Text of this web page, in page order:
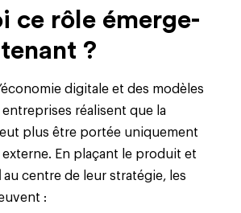
ce rôle émerge-
?
digitale et des modèles
entreprises réalisent que la
plus être portée uniquement
externe. En plaçant le produit et
au centre de leur stratégie, les
: